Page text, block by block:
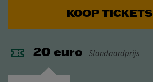
KOOP TICKETS
20 euro Standaardprijs